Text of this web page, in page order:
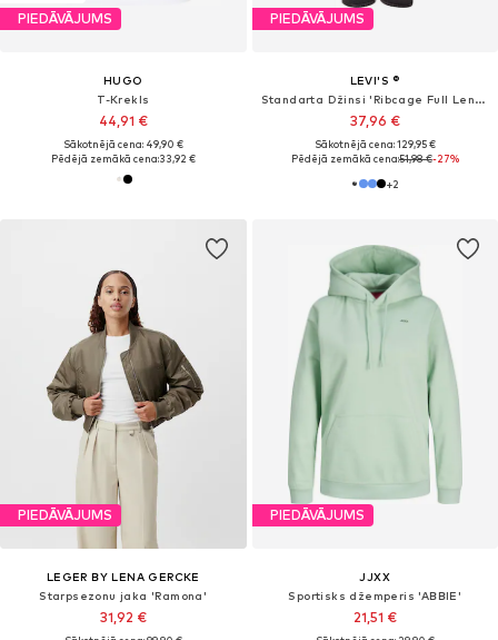
PIEDĀVĀJUMS
HUGO
T-Krekls
44,91 €
Sākotnējā cena: 49,90 €
Pēdējā zemākā cena:33,92 €
PIEDĀVĀJUMS
LEVI'S ®
Standarta Džinsi 'Ribcage Full Length'
37,96 €
Sākotnējā cena: 129,95 €
Pēdējā zemākā cena:51,98 €-27%
+2
PIEDĀVĀJUMS
LEGER BY LENA GERCKE
Starpsezonu jaka 'Ramona'
31,92 €
PIEDĀVĀJUMS
JJXX
Sportisks džemperis 'ABBIE'
21,51 €